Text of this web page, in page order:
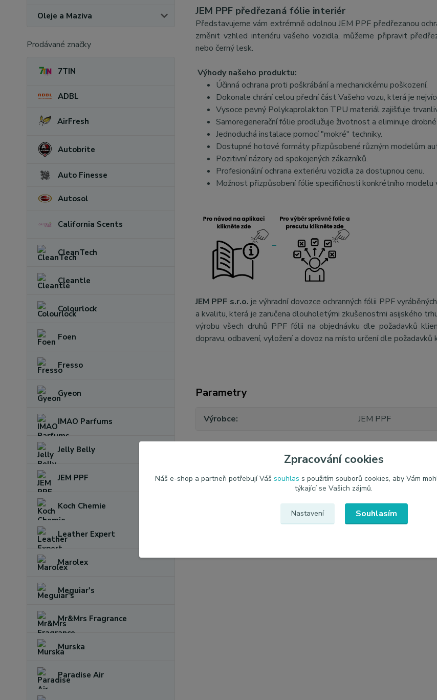
Oleje a Maziva
Prodávané značky
7TIN
ADBL
AirFresh
Autobrite
Auto Finesse
Autosol
California Scents
CleanTech
Cleantle
Colourlock
Foen
Fresso
Gyeon
IMAO Parfums
Jelly Belly
JEM PPF
Koch Chemie
Leather Expert
Marolex
Meguiar's
Mr&Mrs Fragrance
Murska
Paradise Air
JEM PPF předřezaná fólie interiér
Představujeme vám extrémně odolnou JEM PPF předřezanou
změnit vzhled interiéru vašeho vozidla, můžeme připravit
nebo černý lesk.
Výhody našeho produktu:
Účinná ochrana proti poškrábání a mechanickému poškození.
Dokonale chrání celou přední část Vašeho vozu, která je
Vysoce pevný Polykaprolakton TPU materiál zajišťuje
Samoregenerační fólie prodlužuje životnost a eliminuje
Jednoduchá instalace pomocí "mokré" techniky.
Dostupné hotové formáty přizpůsobené různým modelům
Pozitivní názory od spokojených zákazníků.
Profesionální ochrana exteriéru vozidla za dostupnou cenu.
Možnost přizpůsobení fólie specifičnosti konkrétního modelu
JEM PPF s.r.o. je výhradní dovozce ochranných fólii PPF
a kvalitu, která je zaručena dlouholetými zkušenostmi asijského
výrobu všech druhů PPF fólii na objednávku dle požadavků
dopravu, odbavení, vyložení a dovoz na místo určení dle požadavků
Parametry
Výrobce JEM PPF
Zpracování cookies
Náš e-shop a partneři potřebují Váš souhlas s použitím souborů cookies, aby Vám
týkající se Vašich zájmů.
Nastavení Souhlasím